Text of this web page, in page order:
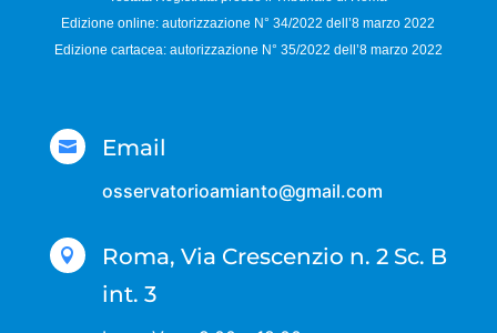
Edizione online: autorizzazione N°34/2022 dell’8 marzo 2022
Edizione cartacea: autorizzazione N° 35/2022 dell’8 marzo 2022
 Email
osservatorioamianto@gmail.com

Roma, Via Crescenzio n. 2 Sc. B
int. 3